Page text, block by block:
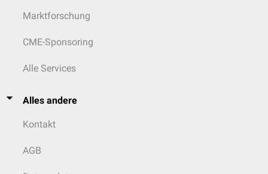
Marktforschung
CME-Sponsoring
Alle Services
Alles andere
Kontakt
AGB